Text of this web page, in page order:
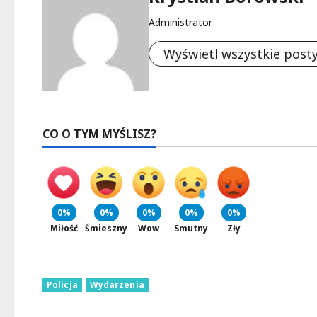
Administrator
Wyświetl wszystkie
CO O TYM MYŚLISZ?
0%
Miłość
0%
Śmieszny
0%
Wow
0%
Smutny
0%
Zły
Policja Wydarzenia